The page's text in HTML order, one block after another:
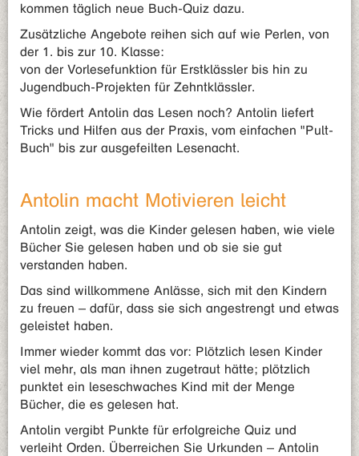
kommen täglich neue Buch-Quiz dazu.
Zusätzliche Angebote reihen sich auf wie Perlen, von
der 1. bis zur 10. Klasse:
von der Vorlesefunktion für Erstklässler bis hin zu
Jugendbuch-Projekten für Zehntklässler.
Wie fördert Antolin das Lesen noch? Antolin liefert
Tricks und Hilfen aus der Praxis, vom einfachen "Pult-
Buch" bis zur ausgefeilten Lesenacht.
Antolin macht Motivieren leicht
Antolin zeigt, was die Kinder gelesen haben, wie viele
Bücher Sie gelesen haben und ob sie sie gut
verstanden haben.
Das sind willkommene Anlässe, sich mit den Kindern
zu freuen – dafür, dass sie sich angestrengt und etwas
geleistet haben.
Immer wieder kommt das vor: Plötzlich lesen Kinder
viel mehr, als man ihnen zugetraut hätte; plötzlich
punktet ein leseschwaches Kind mit der Menge
Bücher, die es gelesen hat.
Antolin vergibt Punkte für erfolgreiche Quiz und
verleiht Orden. Überreichen Sie Urkunden – Antolin